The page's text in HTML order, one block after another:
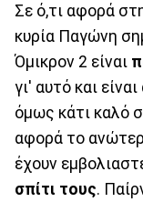
Σε ό,τι αφορά
κυρία Παγώνη
Όμικρον 2 είναι
γι' αυτό και
όμως κάτι καλό
αφορά το
έχουν
σπίτι τους.